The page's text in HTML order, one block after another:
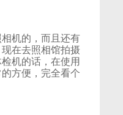
的，而且还有
，现在去照相馆拍摄
机的话，在使用
方便，完全看个